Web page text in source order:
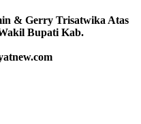
& Gerry Trisatwika Atas
Bupati Kab.